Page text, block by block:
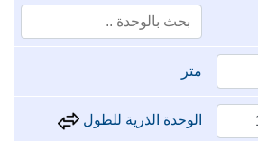
متر
الوحدة الذرية للطول